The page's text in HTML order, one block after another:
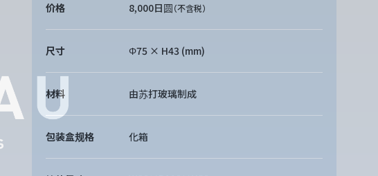
价格 8,000日圆（不含税）
尺寸 Φ75 × H43 (mm)
材料 由苏打玻璃制成
包装盒规格 化箱